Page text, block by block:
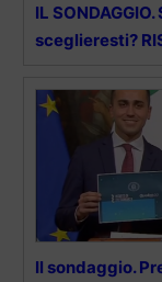
IL
sceglieresti?
Il sondaggio.